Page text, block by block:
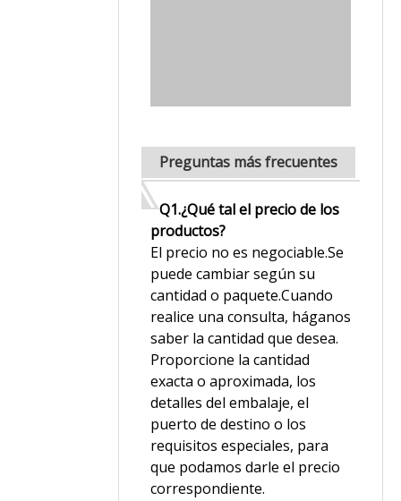
Preguntas más frecuentes
Q1.¿Qué tal el precio de los
productos?
El precio no es negociable.Se
puede cambiar según su
cantidad o paquete.Cuando
realice una consulta, háganos
saber la cantidad que desea.
Proporcione la cantidad
exacta o aproximada, los
detalles del embalaje, el
puerto de destino o los
requisitos especiales, para
que podamos darle el precio
correspondiente.